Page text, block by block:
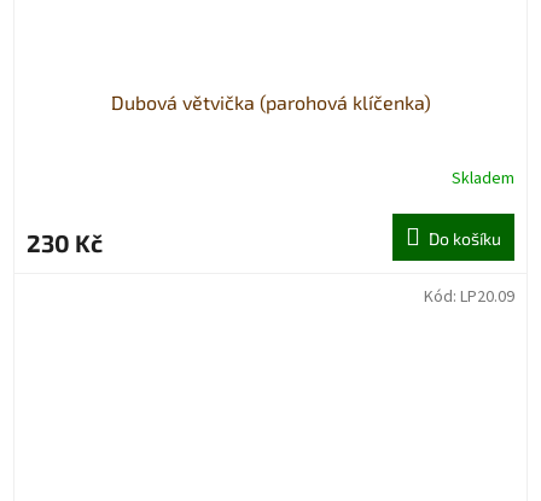
Dubová větvička (parohová klíčenka)
Skladem
230 Kč Do košíku
Kód: LP20.09